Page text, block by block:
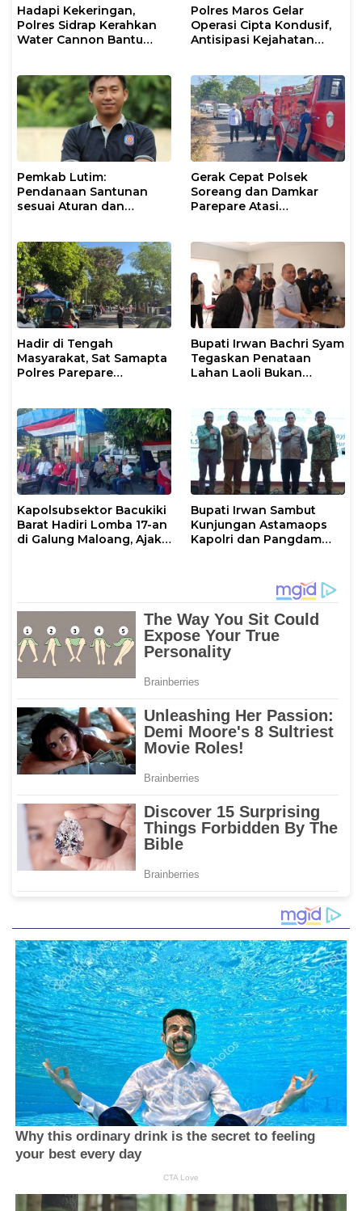
Hadapi Kekeringan,
Polres Sidrap Kerahkan
Water Cannon Bantu
Polres Maros Gelar
Operasi Cipta Kondusif,
Antisipasi Kejahatan
Pemkab Lutim:
Pendanaan Santunan
sesuai Aturan dan
Gerak Cepat Polsek
Soreang dan Damkar
Parepare Atasi
Hadir di Tengah
Masyarakat, Sat Samapta
Polres Parepare
Bupati Irwan Bachri Syam
Tegaskan Penataan
Lahan Laoli Bukan
Kapolsubsektor Bacukiki
Barat Hadiri Lomba 17-an
di Galung Maloang, Ajak
Bupati Irwan Sambut
Kunjungan Astamaops
Kapolri dan Pangdam